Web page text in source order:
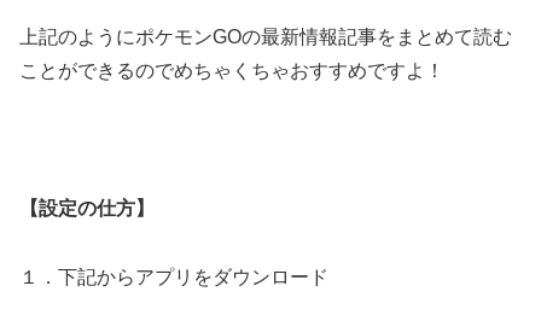
上記のようにポケモンGOの最新情報記事をまとめて読む
ことができるのでめちゃくちゃおすすめですよ！
【設定の仕方】
１．下記からアプリをダウンロード